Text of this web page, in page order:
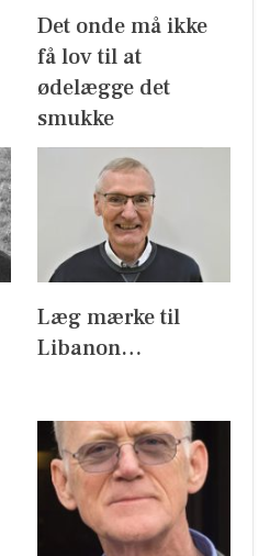
Det onde må ikke
få lov til at
ødelægge det
smukke
Læg mærke til
Libanon…